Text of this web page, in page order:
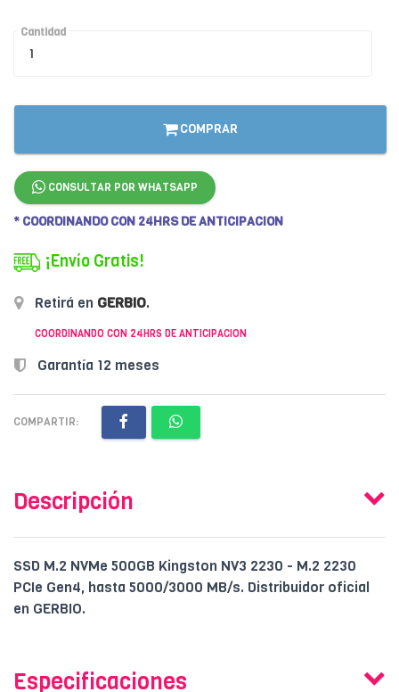
Cantidad
COMPRAR
CONSULTAR POR WHATSAPP
* COORDINANDO CON 24HRS DE ANTICIPACION
¡Envío Gratis!
Retirá en GERBIO.
COORDINANDO CON 24HRS DE ANTICIPACION
Garantía 12 meses
COMPARTIR:
Descripción
SSD M.2 NVMe 500GB Kingston NV3 2230 - M.2 2230
PCIe Gen4, hasta 5000/3000 MB/s. Distribuidor oficial
en GERBIO.
Especificaciones